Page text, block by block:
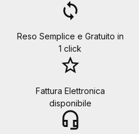
loop
Reso Semplice e Gratuito in
1 click
star_border
Fattura Elettronica
disponibile
headset_mic